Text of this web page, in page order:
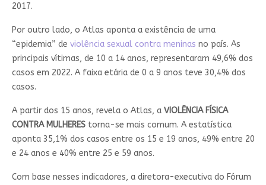
2017.
Por outro lado, o Atlas aponta a existência de uma
“epidemia” de violência sexual contra meninas no país. As
principais vítimas, de 10 a 14 anos, representaram 49,6% dos
casos em 2022. A faixa etária de 0 a 9 anos teve 30,4% dos
casos.
A partir dos 15 anos, revela o Atlas, a VIOLÊNCIA FÍSICA
CONTRA MULHEREStorna-se mais comum. A estatística
aponta 35,1% dos casos entre os 15 e 19 anos, 49% entre 20
e 24 anos e 40% entre 25 e 59 anos.
Com base nesses indicadores, a diretora-executiva do Fórum